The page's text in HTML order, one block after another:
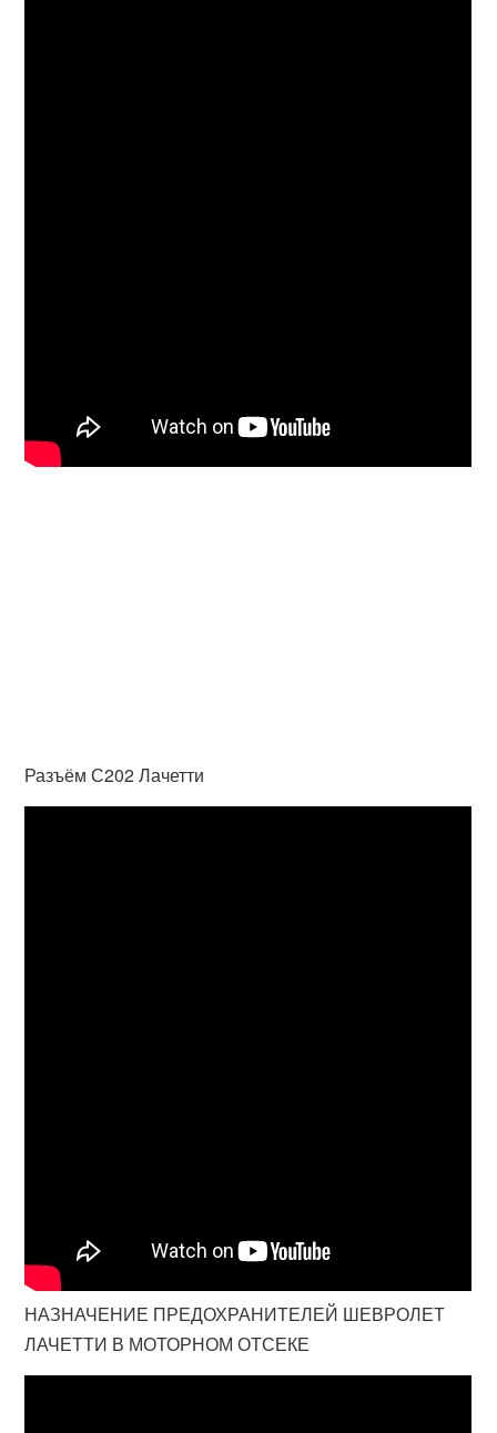
Разъём С202 Лачетти
НАЗНАЧЕНИЕ ПРЕДОХРАНИТЕЛЕЙ ШЕВРОЛЕТ
ЛАЧЕТТИ В МОТОРНОМ ОТСЕКЕ